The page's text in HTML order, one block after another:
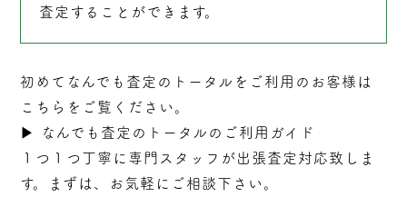
査定することができます。
初めてなんでも査定のトータルをご利用のお客様は
こちらをご覧ください。
▶︎
なんでも査定のトータルのご利用ガイド
１つ１つ丁寧に専門スタッフが出張査定対応致しま
す。まずは、お気軽にご相談下さい。